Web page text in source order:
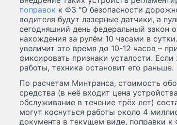
поправок к ФЗ "О безопасности
водителя будут лазерные датчики, а
сегодняшний день федеральный закон
нахождения за рулём 10 часами в
увеличит это время до 10-12 часов –
фиксировать признаки усталости.
работы, техника остановит его раньше.
По расчетам Минтранса, стоимость
средства (в неё входит цена
обслуживание в течение трёх лет)
могут коснуться работы около 4
документа в текущем виде, поправки к